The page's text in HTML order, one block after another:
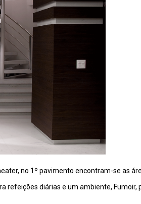
no 1º pavimento encontram-se as
refeições diárias e um ambiente, Fumoir,